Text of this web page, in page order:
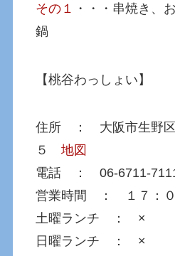
その１ ・・・串焼き、
鍋
【桃谷わっしょい】
住所 ： 大阪市生野区
５地図
電話 ： 06-6711-
営業時間 ： １７：０
土曜ランチ ： ×
日曜ランチ ： ×